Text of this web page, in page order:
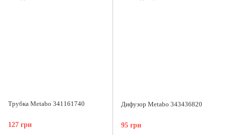
Трубка Metabo 341161740
127 грн
Дифузор Metabo 343436820
95 грн